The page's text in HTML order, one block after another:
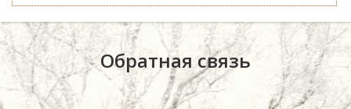
Обратная связь